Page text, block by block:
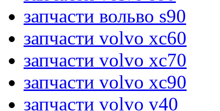
запчасти вольво s90
запчасти volvo xc60
запчасти volvo xc70
запчасти volvo xc90
запчасти volvo v40